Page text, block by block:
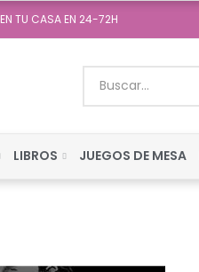
EN TU CASA EN 24-72H
LIBROS JUEGOS DE MESA